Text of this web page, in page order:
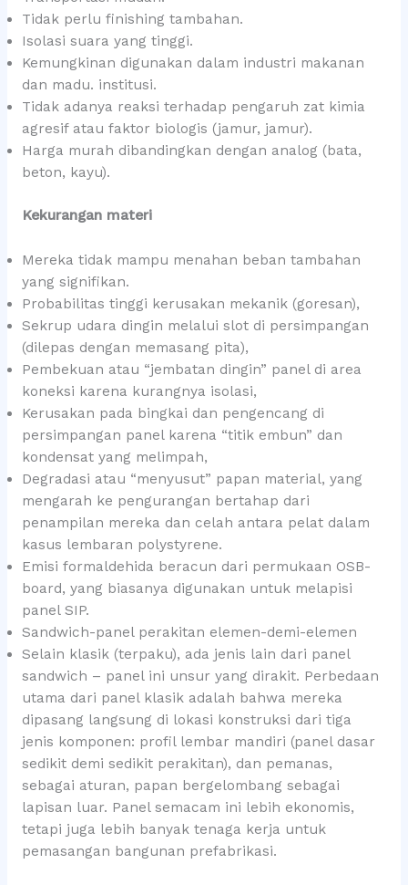
Tidak perlu finishing tambahan.
Isolasi suara yang tinggi.
Kemungkinan digunakan dalam industri makanan
dan madu. institusi.
Tidak adanya reaksi terhadap pengaruh zat kimia
agresif atau faktor biologis (jamur, jamur).
Harga murah dibandingkan dengan analog (bata,
beton, kayu).
Kekurangan materi
Mereka tidak mampu menahan beban tambahan
yang signifikan.
Probabilitas tinggi kerusakan mekanik (goresan),
Sekrup udara dingin melalui slot di persimpangan
(dilepas dengan memasang pita),
Pembekuan atau “jembatan dingin” panel di area
koneksi karena kurangnya isolasi,
Kerusakan pada bingkai dan pengencang di
persimpangan panel karena “titik embun” dan
kondensat yang melimpah,
Degradasi atau “menyusut” papan material, yang
mengarah ke pengurangan bertahap dari
penampilan mereka dan celah antara pelat dalam
kasus lembaran polystyrene.
Emisi formaldehida beracun dari permukaan OSB-
board, yang biasanya digunakan untuk melapisi
panel SIP.
Sandwich-panel perakitan elemen-demi-elemen
Selain klasik (terpaku), ada jenis lain dari panel
sandwich – panel ini unsur yang dirakit. Perbedaan
utama dari panel klasik adalah bahwa mereka
dipasang langsung di lokasi konstruksi dari tiga
jenis komponen: profil lembar mandiri (panel dasar
sedikit demi sedikit perakitan), dan pemanas,
sebagai aturan, papan bergelombang sebagai
lapisan luar. Panel semacam ini lebih ekonomis,
tetapi juga lebih banyak tenaga kerja untuk
pemasangan bangunan prefabrikasi.